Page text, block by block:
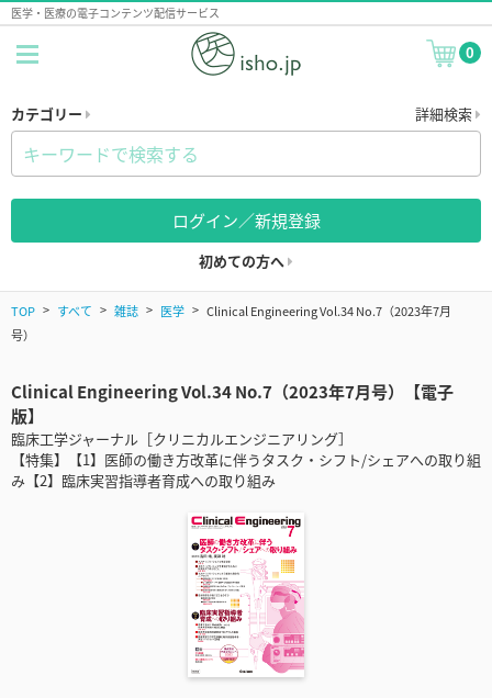
医学・医療の電子コンテンツ配信サービス
0
カテゴリー 詳細検索
ログイン／新規登録
初めての方へ
TOP すべて 雑誌 医学
Clinical Engineering Vol.34 No.7（2023年7月
号）
Clinical Engineering Vol.34 No.7（2023年7月号）【電子
版】
臨床工学ジャーナル［クリニカルエンジニアリング］
【特集】【1】医師の働き方改革に伴うタスク・シフト/シェアへの取り組
み【2】臨床実習指導者育成への取り組み